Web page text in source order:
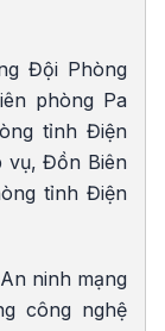
Đội Phòng
phòng Pa
tỉnh Điện
vụ, Đồn Biên
tỉnh Điện
ninh mạng
công nghệ